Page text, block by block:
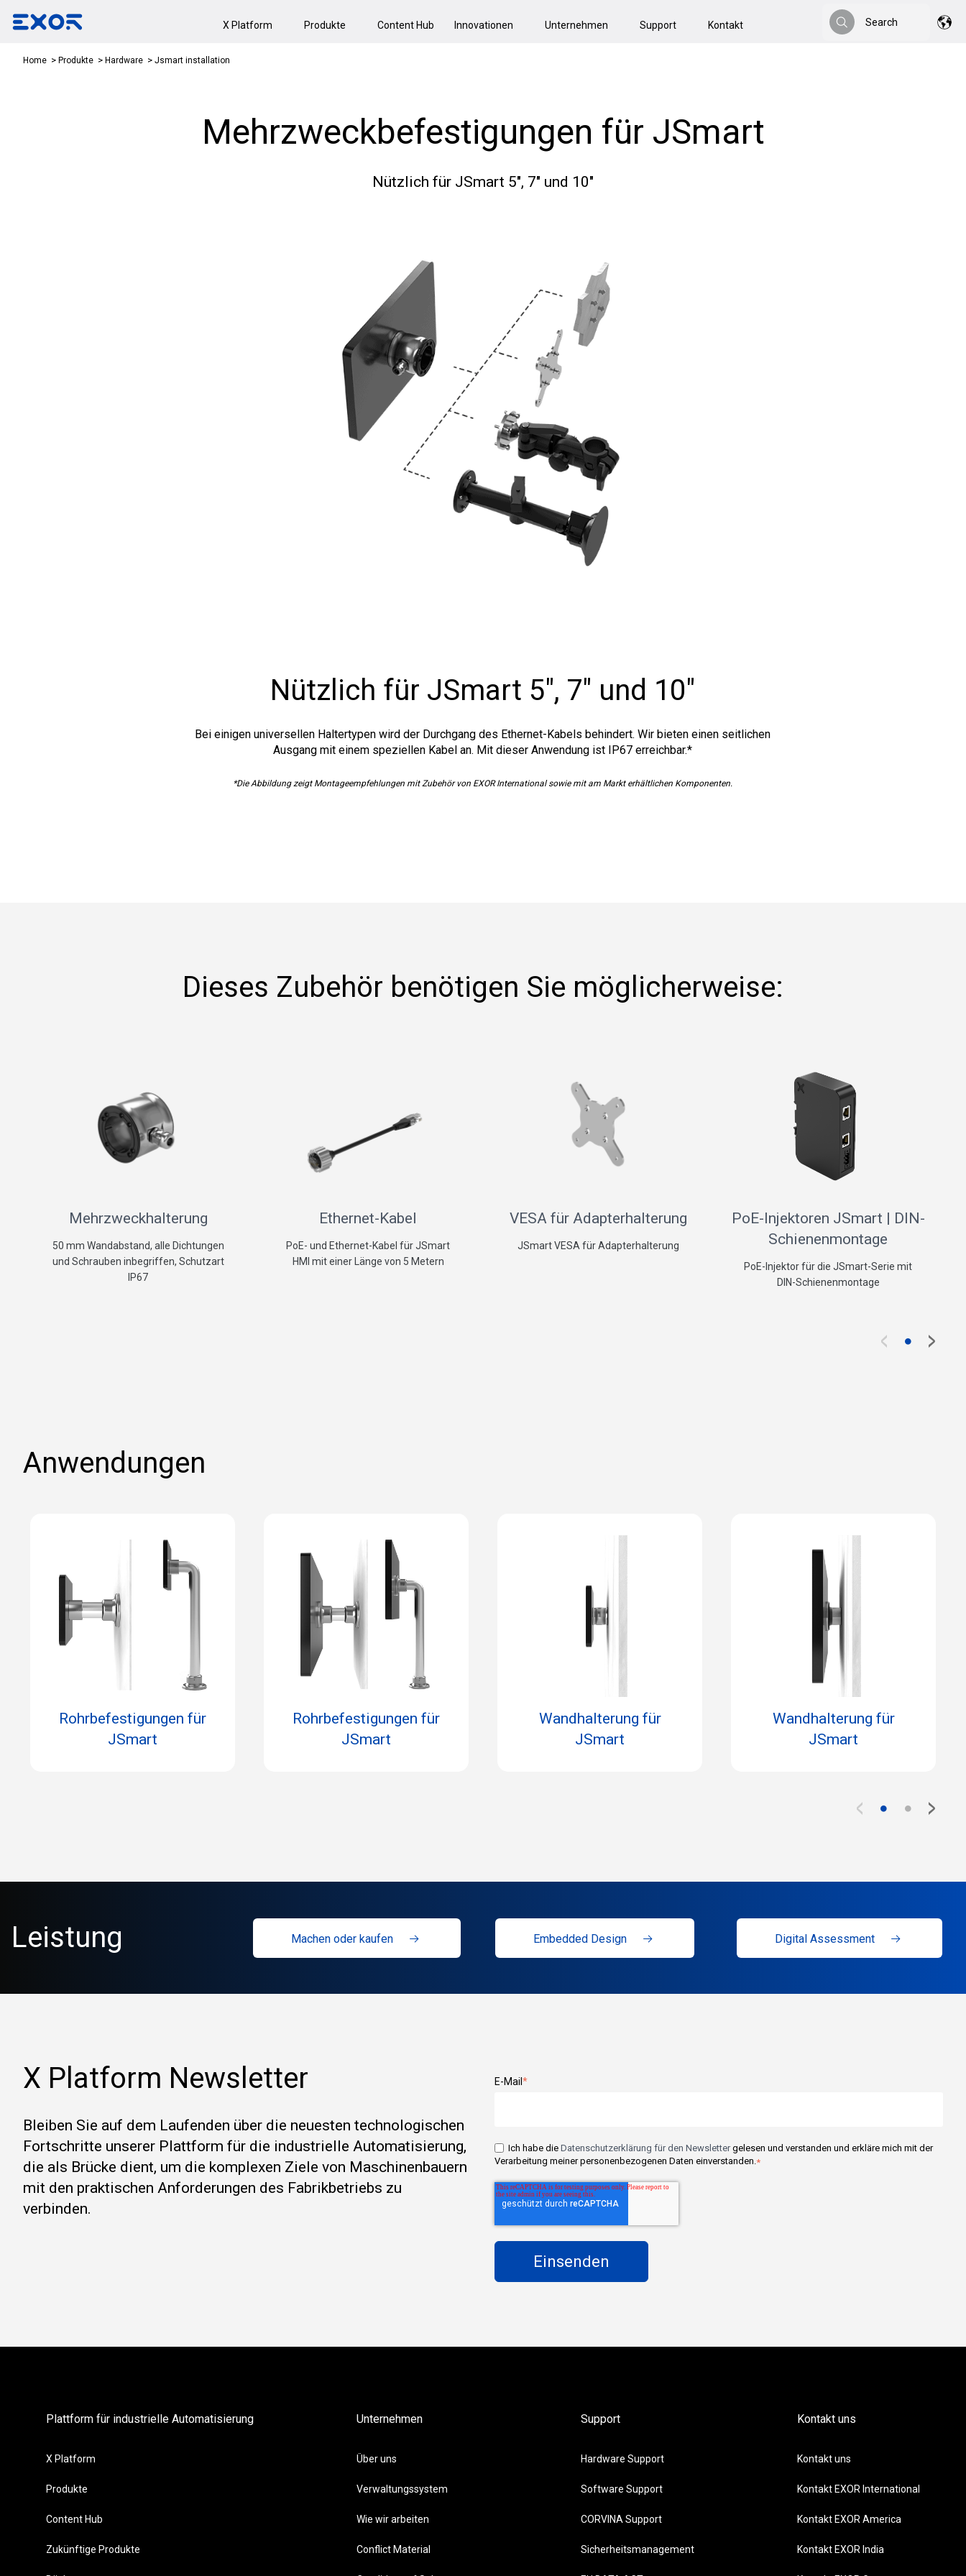
X Platform Produkte Content Hub Innovationen Unternehmen Support Kontakt
Search
Search
Home Produkte Hardware Jsmart installation
Mehrzweckbefestigungen für JSmart
Nützlich für JSmart 5", 7" und 10"
Nützlich für JSmart 5", 7" und 10"
Bei einigen universellen Haltertypen wird der Durchgang des Ethernet-Kabels behindert. Wir bieten einen seitlichen
Ausgang mit einem speziellen Kabel an. Mit dieser Anwendung ist IP67 erreichbar.*
*Die Abbildung zeigt Montageempfehlungen mit Zubehör von EXOR International sowie mit am Markt erhältlichen Komponenten.
Dieses Zubehör benötigen Sie möglicherweise:
Mehrzweckhalterung
50 mm Wandabstand, alle Dichtungen
und Schrauben inbegriffen, Schutzart
IP67
Ethernet-Kabel
PoE- und Ethernet-Kabel für JSmart
HMI mit einer Länge von 5 Metern
VESA für Adapterhalterung
JSmart VESA für Adapterhalterung
PoE-Injektoren JSmart | DIN-
Schienenmontage
PoE-Injektor für die JSmart-Serie mit
DIN-Schienenmontage
< ● >
Anwendungen
Rohrbefestigungen für
JSmart
Rohrbefestigungen für
JSmart
Wandhalterung für
JSmart
Wandhalterung für
JSmart
< ● ● >
Leistung Machen oder kaufen Embedded Design Digital Assessment
X Platform Newsletter
Bleiben Sie auf dem Laufenden über die neuesten technologischen
Fortschritte unserer Plattform für die industrielle Automatisierung,
die als Brücke dient, um die komplexen Ziele von Maschinenbauern
mit den praktischen Anforderungen des Fabrikbetriebs zu
verbinden.
E-Mail*
Ich habe die Datenschutzerklärung für den Newslettergelesen und verstanden und erkläre mich mit der
Verarbeitung meiner personenbezogenen Daten einverstanden.*
Plattform für industrielle Automatisierung
X Platform
Produkte
Content Hub
Zukünftige Produkte
Unternehmen
Über uns
Verwaltungssystem
Wie wir arbeiten
Conflict Material
Support
Hardware Support
Software Support
CORVINA Support
Sicherheitsmanagement
Kontakt uns
Kontakt uns
Kontakt EXOR International
Kontakt EXOR America
Kontakt EXOR India